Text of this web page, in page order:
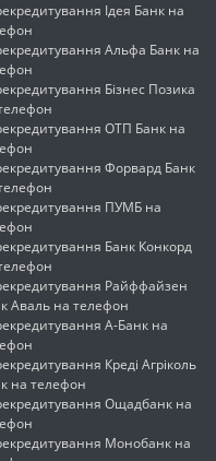
Ідея Банк на
Альфа Банк на
Бізнес Позика
ОТП Банк на
Форвард Банк
ПУМБ на
Банк Конкорд
Райффайзен
Аваль на телефон
А-Банк на
Креді Агріколь
на телефон
Ощадбанк на
Монобанк на